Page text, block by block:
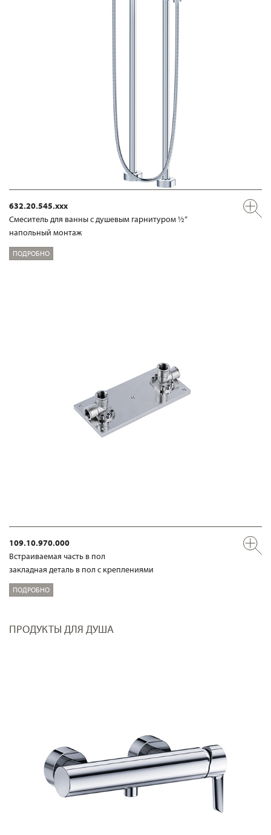
632.20.545.xxx
Смеситель для ванны с душевым гарнитуром ½“
напольный монтаж
ПОДРОБНО
109.10.970.000
Встраиваемая часть в пол
закладная деталь в пол с креплениями
ПОДРОБНО
ПРОДУКТЫ ДЛЯ ДУША